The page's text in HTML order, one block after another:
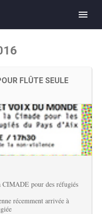
FLÛTE SEULE
CIMADE pour des réfugiés
récemment arrivée à